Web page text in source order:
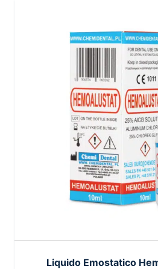
Liquido Emostatico